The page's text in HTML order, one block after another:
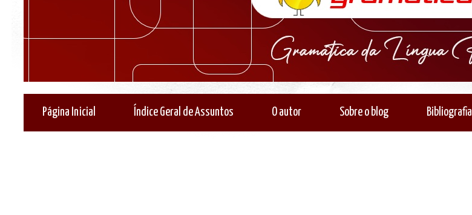
Página Inicial Índice Geral de Assuntos O autor Sobre o blog Bibliografia